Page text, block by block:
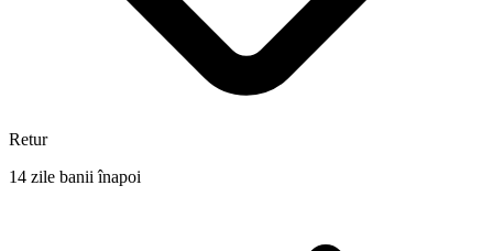
Retur
14 zile banii înapoi